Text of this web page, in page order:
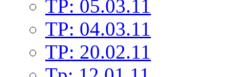
TP: 05.03.11
TP: 04.03.11
TP: 20.02.11